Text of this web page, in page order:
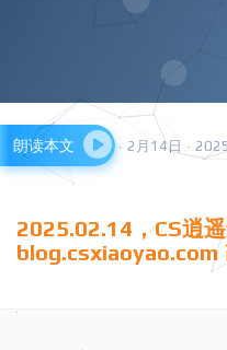
csxiaoyao · 2月14日 ·
朗读本文
2025.02.14，CS逍
blog.csxiaoyao.com